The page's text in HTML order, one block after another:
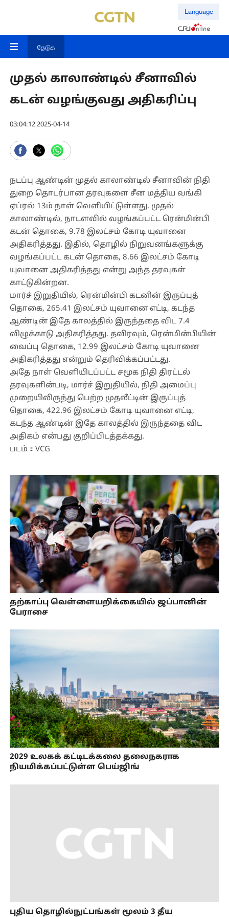
Language
தேடுக
முதல் காலாண்டில் சீனாவில்
கடன் வழங்குவது அதிகரிப்பு
03:04:12 2025-04-14
நடப்பு ஆண்டின் முதல் காலாண்டில் சீனாவின் நிதி
துறை தொடர்பான தரவுகளை சீன மத்திய வங்கி
ஏப்ரல் 13ம் நாள் வெளியிட்டுள்ளது. முதல்
காலாண்டில், நாடளவில் வழங்கப்பட்ட ரென்மின்பி
கடன் தொகை, 9.78 இலட்சம் கோடி யுவானை
அதிகரித்தது. இதில், தொழில் நிறுவனங்களுக்கு
வழங்கப்பட்ட கடன் தொகை, 8.66 இலட்சம் கோடி
யுவானை அதிகரித்தது என்று அந்த தரவுகள்
காட்டுகின்றன.
மார்ச் இறுதியில், ரென்மின்பி கடனின் இருப்புத்
தொகை, 265.41 இலட்சம் யுவானை எட்டி, கடந்த
ஆண்டின் இதே காலத்தில் இருந்ததை விட 7.4
விழுக்காடு அதிகரித்தது. தவிரவும், ரென்மின்பியின்
வைப்பு தொகை, 12.99 இலட்சம் கோடி யுவானை
அதிகரித்தது என்றும் தெரிவிக்கப்பட்டது.
அதே நாள் வெளியிடப்பட்ட சமூக நிதி திரட்டல்
தரவுகளின்படி, மார்ச் இறுதியில், நிதி அமைப்பு
முறையிலிருந்து பெற்ற முதலீட்டின் இருப்புத்
தொகை, 422.96 இலட்சம் கோடி யுவானை எட்டி,
கடந்த ஆண்டின் இதே காலத்தில் இருந்ததை விட
அதிகம் என்பது குறிப்பிடத்தக்கது.
படம்：VCG
தற்காப்பு வெள்ளையறிக்கையில் ஜப்பானின்
பேராசை
2029 உலகக் கட்டிடக்கலை தலைநகராக
நியமிக்கப்பட்டுள்ள பெய்ஜிங்
புதிய தொழில்நுட்பங்கள் மூலம் 3 தீய